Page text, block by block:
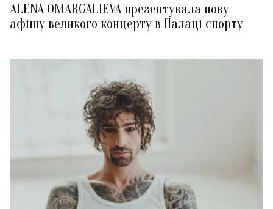
ALENA OMARGALIEVA презентувала нову
афішу великого концерту в Палаці спорту